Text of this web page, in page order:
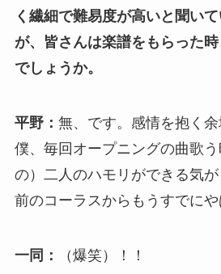
く繊細で難易度が高いと聞い
が、皆さんは楽譜をもらった
でしょうか。
平野： 無、です。感情を抱く余
僕、毎回オープニングの曲歌
の）二人のハモリができる気
前のコーラスからもうすでにや
一同： （爆笑）！！